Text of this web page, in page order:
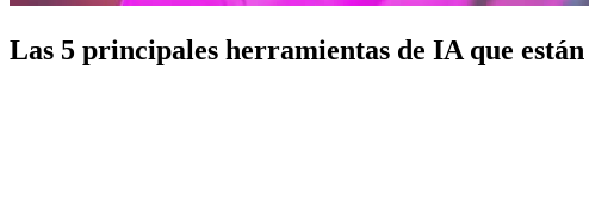
Las 5 principales herramientas de IA que